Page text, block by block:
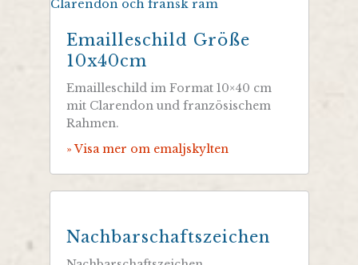
Emailleschild Größe
10x40cm
Emailleschild im Format 10×40 cm
mit Clarendon und französischem
Rahmen.
» Visa mer om emaljskylten
Nachbarschaftszeichen